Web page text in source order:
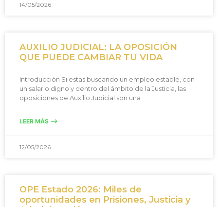
14/05/2026
AUXILIO JUDICIAL: LA OPOSICIÓN
QUE PUEDE CAMBIAR TU VIDA
Introducción Si estas buscando un empleo estable, con
un salario digno y dentro del ámbito de la Justicia, las
oposiciones de Auxilio Judicial son una
LEER MÁS -->
12/05/2026
OPE Estado 2026: Miles de
oportunidades en Prisiones, Justicia y